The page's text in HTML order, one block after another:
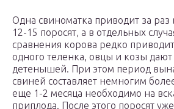
Одна свиноматка приводит за раз
12-15 поросят, а в отдельных
сравнения корова редко
одного теленка, овцы и козы дают
детенышей. При этом период
свиней составляет немногим
еще 1-2 месяца необходимо на
приплода. После этого поросят